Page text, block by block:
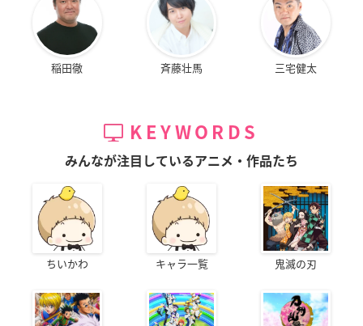
稲田徹 斉藤壮馬 三宅健太
KEYWORDS
みんなが注目しているアニメ・作品たち
ちいかわ キャラ一覧 鬼滅の刃